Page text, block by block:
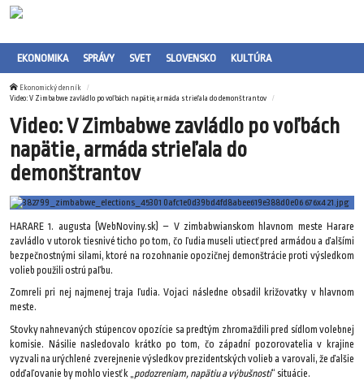
EKONOMIKA SPRÁVY SVET SLOVENSKO KULTÚRA
Ekonomický denník
Video: V Zimbabwe zavládlo po voľbách napätie, armáda strieľala do demonštrantov
Video: V Zimbabwe zavládlo po voľbách
napätie, armáda strieľala do
demonštrantov
HARARE 1. augusta (WebNoviny.sk) – V zimbabwianskom hlavnom meste Harare
zavládlo v utorok tiesnivé ticho po tom, čo ľudia museli utiecť pred armádou a ďalšími
bezpečnostnými silami, ktoré na rozohnanie opozičnej demonštrácie proti výsledkom
volieb použili ostrú paľbu.
Zomreli pri nej najmenej traja ľudia. Vojaci následne obsadil križovatky v hlavnom
meste.
Stovky nahnevaných stúpencov opozície sa predtým zhromaždili pred sídlom volebnej
komisie. Násilie nasledovalo krátko po tom, čo západní pozorovatelia v krajine
vyzvali na urýchlené zverejnenie výsledkov prezidentských volieb a varovali, že ďalšie
odďaľovanie by mohlo viesť k „ podozreniam, napätiu a výbušnosti“ situácie.